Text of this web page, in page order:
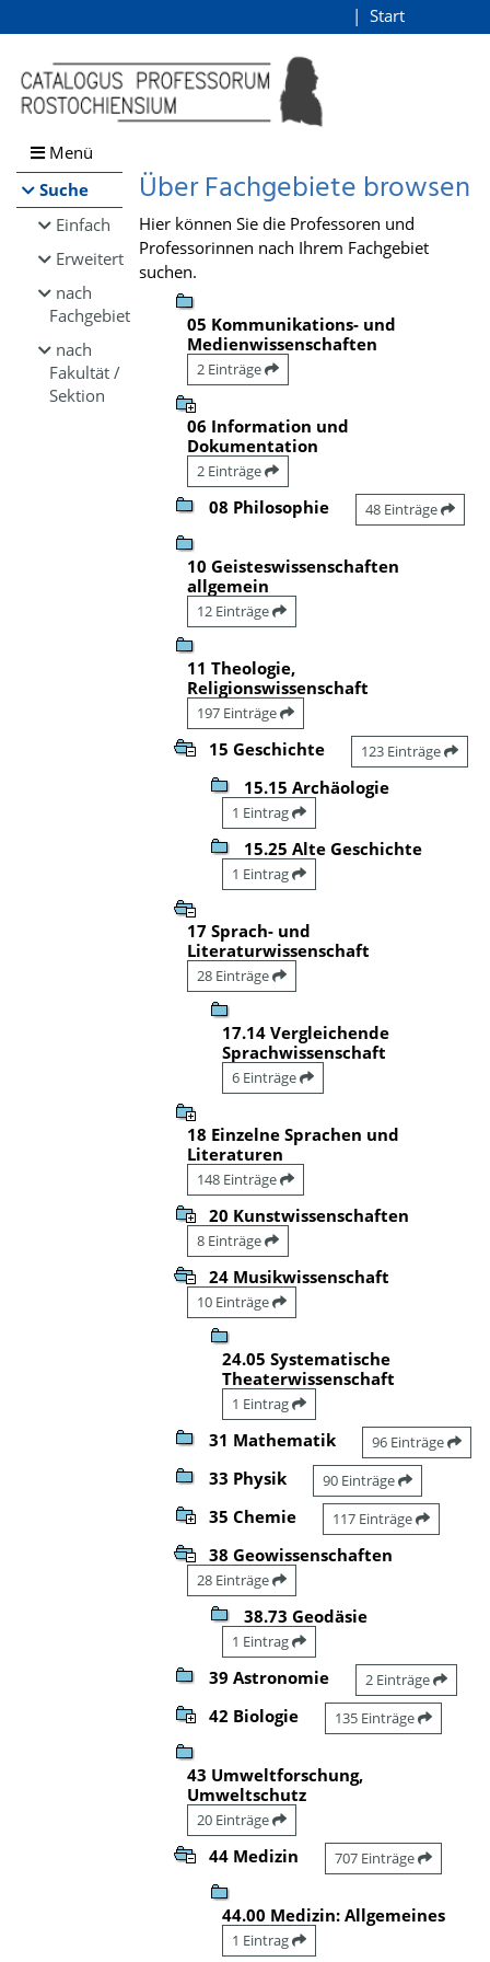
Browsen
direkt zum Inhalt
Start
Menü
Suche
Einfach
Erweitert
nach
Fachgebiet
nach
Fakultät /
Sektion
Über Fachgebiete browsen
Hier können Sie die Professoren und
Professorinnen nach Ihrem Fachgebiet
suchen.
05 Kommunikations- und
Medienwissenschaften
2 Einträge
06 Information und
Dokumentation
2 Einträge
08 Philosophie 48 Einträge
10 Geisteswissenschaften
allgemein
12 Einträge
11 Theologie,
Religionswissenschaft
197 Einträge
15 Geschichte 123 Einträge
15.15 Archäologie
1 Eintrag
15.25 Alte Geschichte
1 Eintrag
17 Sprach- und
Literaturwissenschaft
28 Einträge
17.14 Vergleichende
Sprachwissenschaft
6 Einträge
18 Einzelne Sprachen und
Literaturen
148 Einträge
20 Kunstwissenschaften
8 Einträge
24 Musikwissenschaft
10 Einträge
24.05 Systematische
Theaterwissenschaft
1 Eintrag
31 Mathematik 96 Einträge
33 Physik 90 Einträge
35 Chemie 117 Einträge
38 Geowissenschaften
28 Einträge
38.73 Geodäsie
1 Eintrag
39 Astronomie 2 Einträge
42 Biologie 135 Einträge
43 Umweltforschung,
Umweltschutz
20 Einträge
44 Medizin 707 Einträge
44.00 Medizin: Allgemeines
1 Eintrag